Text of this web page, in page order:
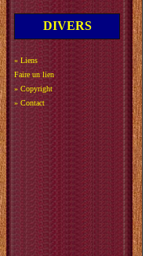
DIVERS
» Liens
Faire un lien
» Copyright
» Contact